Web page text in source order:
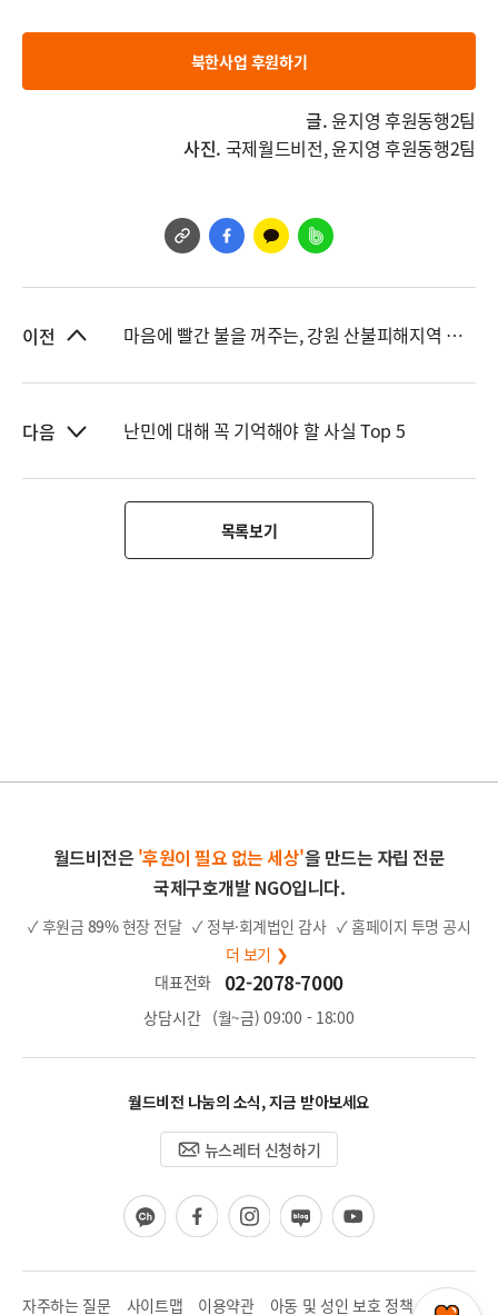
북한사업 후원하기
글.윤지영 후원동행2팀
사진. 국제월드비전, 윤지영 후원동행2팀
이전 마음에 빨간 불을 꺼주는, 강원 산불피해지역 아동 보호캠프 '포근포근아이존'
다음 난민에 대해 꼭 기억해야 할 사실 Top 5
목록보기
월드비전은 '후원이 필요 없는 세상'을 만드는 자립 전문
국제구호개발 NGO입니다.
✓ 후원금 89%현장 전달 ✓ 정부·회계법인 감사 ✓ 홈페이지 투명 공시
더 보기 ❯
대표전화
02-2078-7000
상담시간 (월~금) 09:00 - 18:00
월드비전 나눔의 소식, 지금 받아보세요
뉴스레터 신청하기
카
카
채
널
페
이
북
인
스
그
램
블
로
유
튜
자주하는 질문 사이트맵 이용약관 아동 및 성인 보호 정책